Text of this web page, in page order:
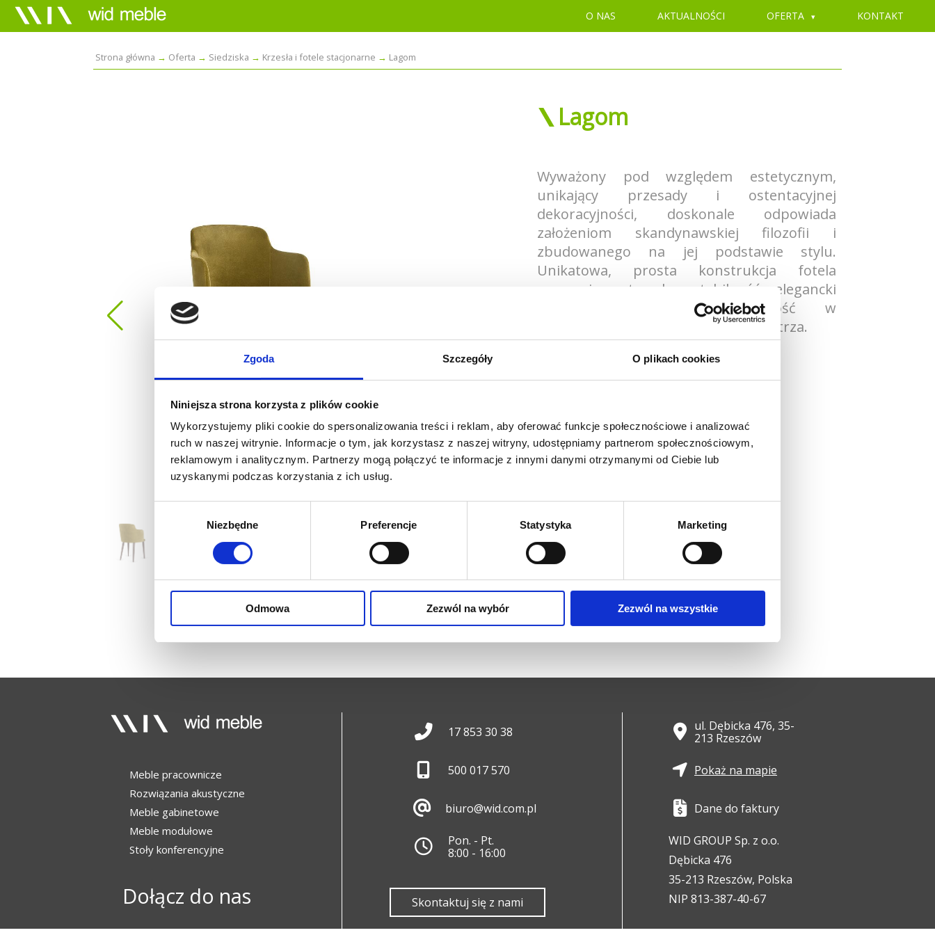
Zgoda Szczegóły O plikach cookies
Niniejsza strona korzysta z plików cookie
Wykorzystujemy pliki cookie do spersonalizowania treści i reklam, aby oferować funkcje społecznościowe i analizować
ruch w naszej witrynie. Informacje o tym, jak korzystasz z naszej witryny, udostępniamy partnerom społecznościowym,
reklamowym i analitycznym. Partnerzy mogą połączyć te informacje z innymi danymi otrzymanymi od Ciebie lub
uzyskanymi podczas korzystania z ich usług.
Niezbędne Preferencje Statystyka Marketing
Odmowa Zezwól na wybór Zezwól na wszystkie
O NAS AKTUALNOŚCI OFERTA KONTAKT
Strona główna Oferta Siedziska Krzesła i fotele stacjonarne Lagom
Lagom
Wyważony pod względem estetycznym,
unikający przesady i ostentacyjnej
dekoracyjności, doskonale odpowiada
założeniom skandynawskiej filozofii i
zbudowanego na jej podstawie stylu.
Unikatowa, prosta konstrukcja fotela
zapewnia optymalną stabilność, elegancki
wygląd i sporą elastyczność w
dopasowywaniu się do stylistyki wnętrza.
Zapytaj o produkt
Meble pracownicze
Rozwiązania akustyczne
Meble gabinetowe
Meble modułowe
Stoły konferencyjne
Dołącz do nas
17 853 30 38
500 017 570
biuro@wid.com.pl
Pon. - Pt.
8:00 - 16:00
Skontaktuj się z nami
ul. Dębicka 476, 35-
213 Rzeszów
Pokaż na mapie
Dane do faktury
WID GROUP Sp. z o.o.
Dębicka 476
35-213 Rzeszów, Polska
NIP 813-387-40-67